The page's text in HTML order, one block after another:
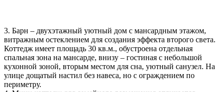
3. Барн – двухэтажный уютный дом с мансардным этажом,
витражным остеклением для создания эффекта второго света.
Коттедж имеет площадь 30 кв.м., обустроена отдельная
спальная зона на мансарде, внизу – гостиная с небольшой
кухонной зоной, вторым местом для сна, уютный санузел. На
улице дощатый настил без навеса, но с ограждением по
периметру.